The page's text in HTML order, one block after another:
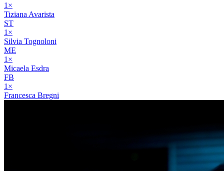
1 ×
Tiziana Avarista
ST
1 ×
Silvia Tognoloni
ME
1 ×
Micaela Esdra
FB
1 ×
Francesca Bregni